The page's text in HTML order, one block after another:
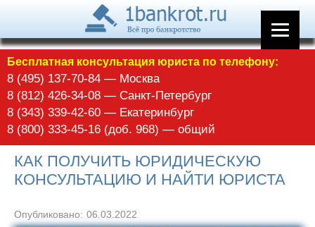
Бесплатная консультация юриста по телефону:
8 (495) 137-70-84 — Москва
8 (812) 426-34-08 — Санкт-Петербург
8 (343) 339-42-60 — Екатеринбург
8 (800) 333-45-16 (доб. 968) — общий
КАК ПОЛУЧИТЬ ЮРИДИЧЕСКУЮ
КОНСУЛЬТАЦИЮ И НАЙТИ ЮРИСТА
Опубликовано: 06.03.2022